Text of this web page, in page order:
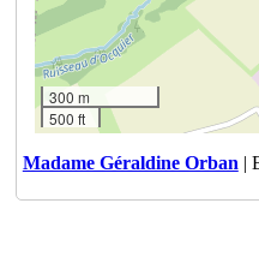
300 m
500 ft
Madame Géraldine Orban |